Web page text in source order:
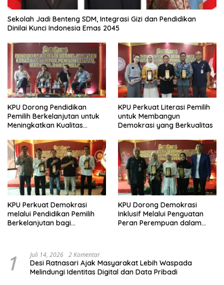
Sekolah Jadi Benteng SDM, Integrasi Gizi dan Pendidikan
Dinilai Kunci Indonesia Emas 2045
KPU Dorong Pendidikan
Pemilih Berkelanjutan untuk
Meningkatkan Kualitas
KPU Perkuat Literasi Pemilih
untuk Membangun
Demokrasi yang Berkualitas
KPU Perkuat Demokrasi
melalui Pendidikan Pemilih
Berkelanjutan bagi
KPU Dorong Demokrasi
Inklusif Melalui Penguatan
Peran Perempuan dalam
1 Juli 14, 2026 2 Komentar
Desi Ratnasari Ajak Masyarakat Lebih Waspada
Melindungi Identitas Digital dan Data Pribadi